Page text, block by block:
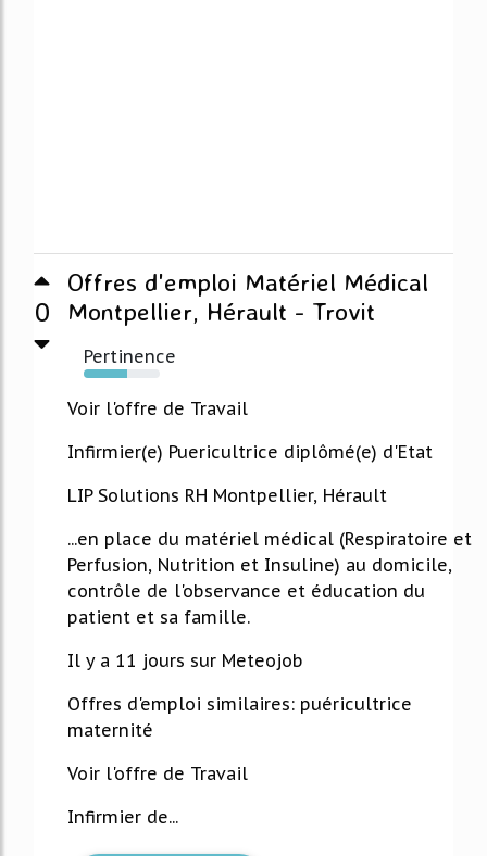
0
Offres d'emploi Matériel Médical
Montpellier, Hérault - Trovit
Pertinence
57%
Voir l'offre de Travail
Infirmier(e) Puericultrice diplômé(e) d'Etat
LIP Solutions RH Montpellier, Hérault
...en place du matériel médical (Respiratoire et
Perfusion, Nutrition et Insuline) au domicile,
contrôle de l'observance et éducation du
patient et sa famille.
Il y a 11 jours sur Meteojob
Offres d'emploi similaires: puéricultrice
maternité
Voir l'offre de Travail
Infirmier de...